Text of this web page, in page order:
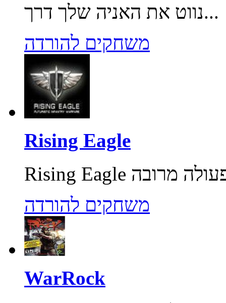
נווט את האניה שלך דרך...
משחקים להורדה
Rising Eagle
משחקים להורדה
WarRock